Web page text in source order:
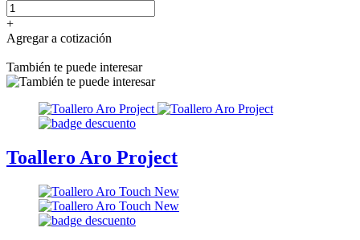
+
Agregar a cotización
También te puede interesar
Toallero Aro Project